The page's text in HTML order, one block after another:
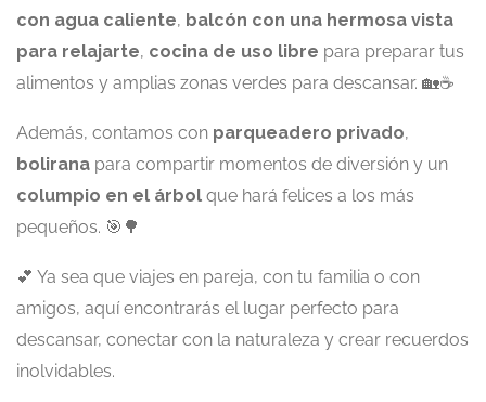
con agua caliente, balcón con una hermosa vista
para relajarte, cocina de uso libre para preparar tus
alimentos y amplias zonas verdes para descansar. 🏡☕
Además, contamos con parqueadero privado,
bolirana para compartir momentos de diversión y un
columpio en el árbol que hará felices a los más
pequeños. 🎯🌳
💕 Ya sea que viajes en pareja, con tu familia o con
amigos, aquí encontrarás el lugar perfecto para
descansar, conectar con la naturaleza y crear recuerdos
inolvidables.